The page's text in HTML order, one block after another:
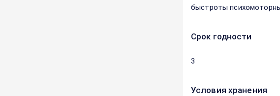
быстроты
Срок годности
3
Условия хранения